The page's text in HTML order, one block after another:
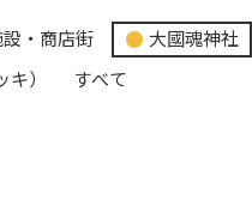
・商店街
大國魂神社
）
すべて